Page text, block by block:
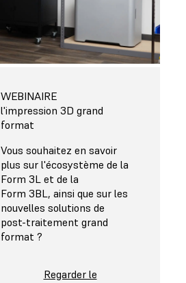
WEBINAIRE
l'impression 3D grand
format
Vous souhaitez en savoir
plus sur l'écosystème de la
Form 3L et de la
Form 3BL, ainsi que sur les
nouvelles solutions de
post-traitement grand
format ?
Regarder le